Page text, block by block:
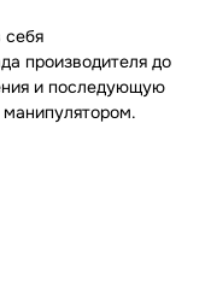
себя
производителя до
и последующую
манипулятором.